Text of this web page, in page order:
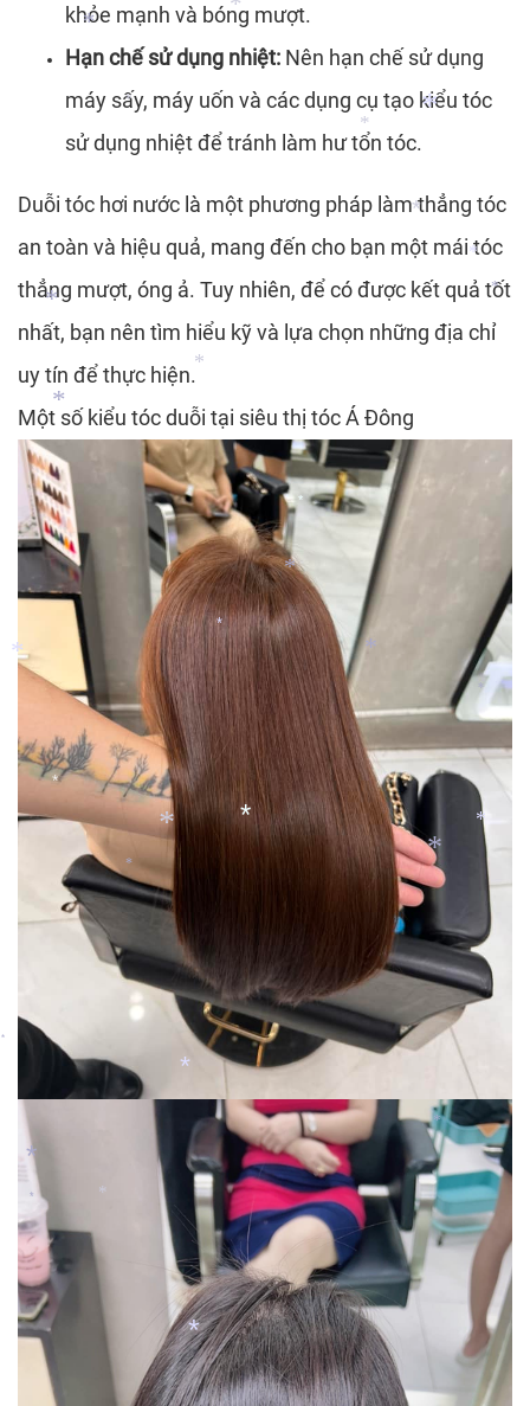
*
*
*
*
*
*
*
*
*
*
*
*
*
*
* *
*
*
*
*
khỏe mạnh và bóng mượt.
Hạn chế sử dụng nhiệt: Nên hạn chế sử dụng
máy sấy, máy uốn và các dụng cụ tạo kiểu tóc
sử dụng nhiệt để tránh làm hư tổn tóc.
Duỗi tóc hơi nước là một phương pháp làm thẳng tóc
an toàn và hiệu quả, mang đến cho bạn một mái tóc
thẳng mượt, óng ả. Tuy nhiên, để có được kết quả tốt
nhất, bạn nên tìm hiểu kỹ và lựa chọn những địa chỉ
uy tín để thực hiện.
Một số kiểu tóc duỗi tại siêu thị tóc Á Đông